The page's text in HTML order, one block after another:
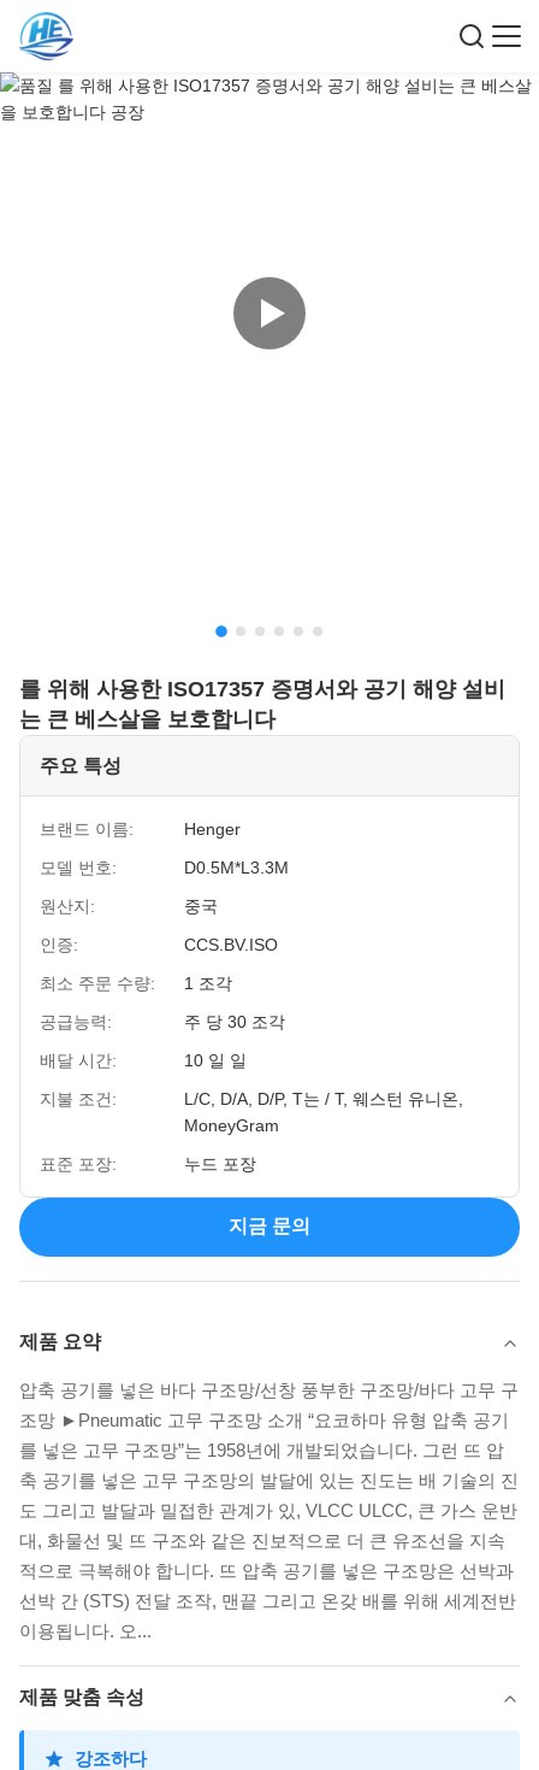
를 위해 사용한 ISO17357 증명서와 공기 해양 설비
는 큰 베스살을 보호합니다
주요 특성
브랜드 이름:
Henger
모델 번호:
D0.5M*L3.3M
원산지:
중국
인증:
CCS.BV.ISO
최소 주문 수량:
1 조각
공급능력:
주 당 30 조각
배달 시간:
10 일 일
지불 조건:
L/C, D/A, D/P, T는 / T, 웨스턴 유니온,
MoneyGram
표준 포장:
누드 포장
지금 문의
제품 요약
압축 공기를 넣은 바다 구조망/선창 풍부한 구조망/바다 고무 구
조망 ►Pneumatic 고무 구조망 소개 “요코하마 유형 압축 공기
를 넣은 고무 구조망”는 1958년에 개발되었습니다. 그런 뜨 압
축 공기를 넣은 고무 구조망의 발달에 있는 진도는 배 기술의 진
도 그리고 발달과 밀접한 관계가 있, VLCC ULCC, 큰 가스 운반
대, 화물선 및 뜨 구조와 같은 진보적으로 더 큰 유조선을 지속
적으로 극복해야 합니다. 뜨 압축 공기를 넣은 구조망은 선박과
선박 간 (STS) 전달 조작, 맨끝 그리고 온갖 배를 위해 세계전반
이용됩니다. 오...
제품 맞춤 속성
강조하다